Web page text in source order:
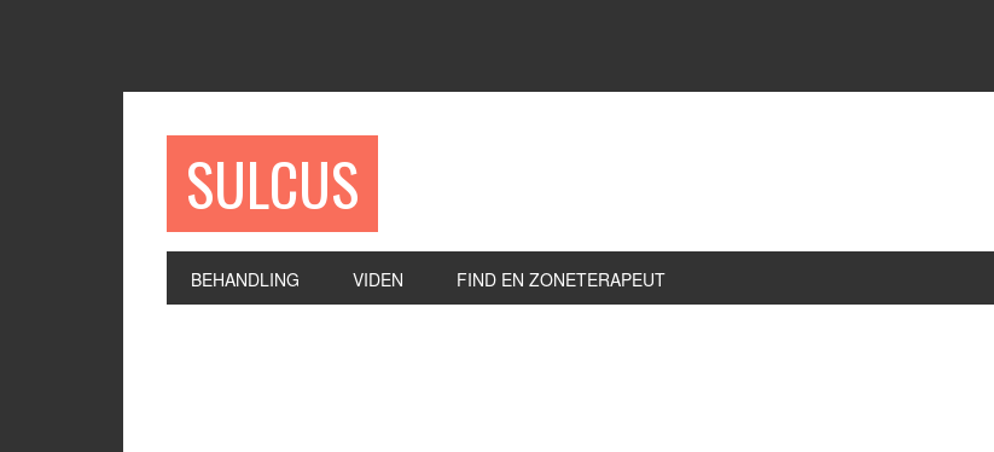
SULCUS
BEHANDLING VIDEN FIND EN ZONETERAPEUT